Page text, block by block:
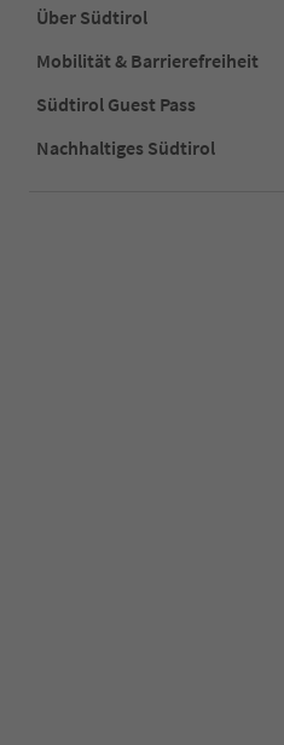
Über Südtirol
Mobilität & Barrierefreiheit
Südtirol Guest Pass
Nachhaltiges Südtirol